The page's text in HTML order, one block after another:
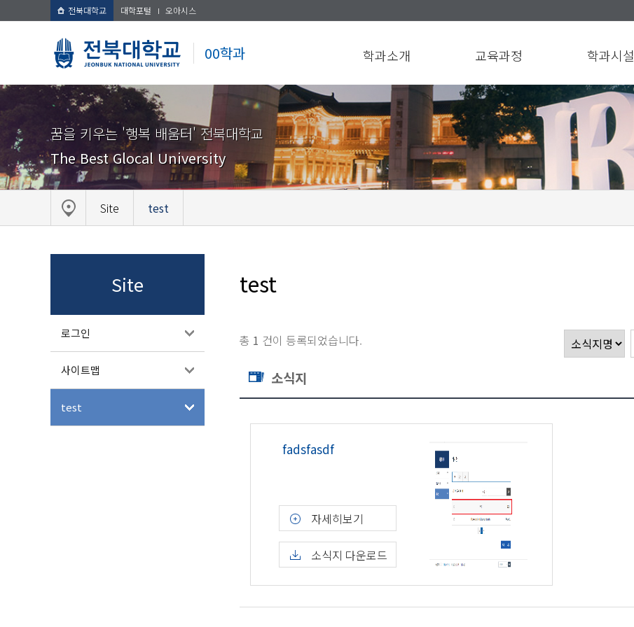
전북대학교 대학포털 오아시스
00학과 학과소개 교육과정 학과시설
꿈을 키우는 '행복 배움터' 전북대학교
The Best Glocal University
Site test
Site
로그인
사이트맵
test
test
총 1 건이 등록되었습니다.
소식지
fadsfasdf
자세히보기
소식지 다운로드